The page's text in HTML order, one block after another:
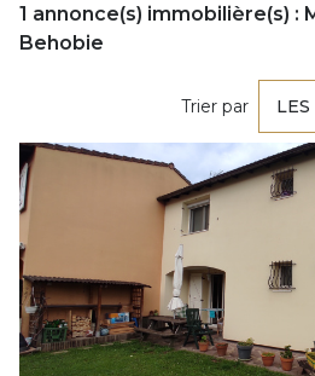
1 annonce(s) immobilière(s) :
Behobie
Trier par